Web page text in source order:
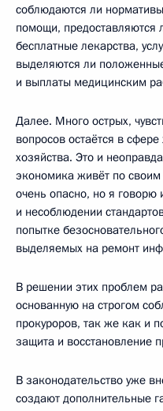
соблюдаются ли
помощи, предоставляются
бесплатные лекарства,
выделяются ли
и выплаты медицинским
Далее. Много острых,
вопросов остаётся в
хозяйства. Это и
экономика живёт по
очень опасно, но я
и несоблюдении
попытке
выделяемых на ремонт
В решении этих проблем
основанную на строгом
прокуроров, так же как и
защита и восстановление
В законодательство уже
создают дополнительные